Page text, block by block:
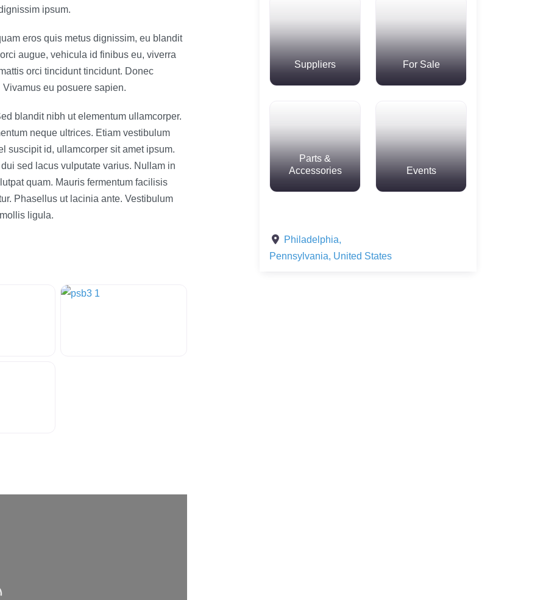
ipsum.
eros quis metus dignissim, eu blandit
augue, vehicula id finibus eu, viverra
orci tincidunt tincidunt. Donec
eu posuere sapien.
blandit nibh ut elementum ullamcorper.
neque ultrices. Etiam vestibulum
suscipit id, ullamcorper sit amet ipsum.
sed lacus vulputate varius. Nullam in
quam. Mauris fermentum facilisis
Phasellus ut lacinia ante. Vestibulum
ligula.
Suppliers For Sale
Parts &
Accessories
Events
Philadelphia,
Pennsylvania, United States